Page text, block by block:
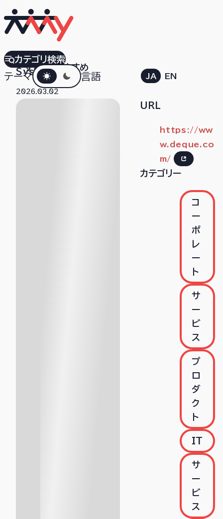
すべておすすめ
テーマダークモード言語 JA EN
カテゴリ検索
Deque
Systems
2026.03.02
URL
https://ww
w.deque.co
m/
カテゴリー
コ
ー
ポ
レ
ー
ト
サ
ー
ビ
ス
プ
ロ
ダ
ク
ト
IT
サ
ー
ビ
ス